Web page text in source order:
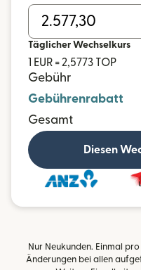
Täglicher Wechselkurs
1 EUR = 2,5773 TOP
Gebühr
Gebührenrabatt
Gesamt
Diesen
Nur Neukunden. Einmal
Änderungen bei allen